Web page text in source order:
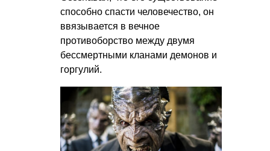
способно спасти человечество, он
ввязывается в вечное
противоборство между двумя
бессмертными кланами демонов и
горгулий.